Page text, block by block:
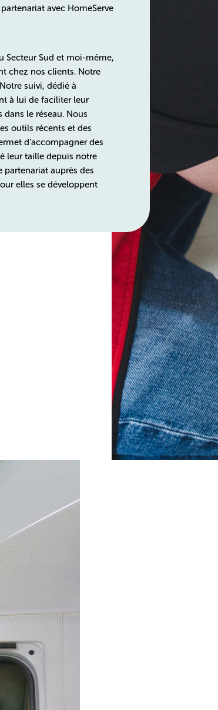
avec HomeServe
Secteur Sud et moi-même,
chez nos clients. Notre
suivi, dédié à
à lui de faciliter leur
le réseau. Nous
outils récents et des
d’accompagner des
leur taille depuis notre
auprès des
elles se développent